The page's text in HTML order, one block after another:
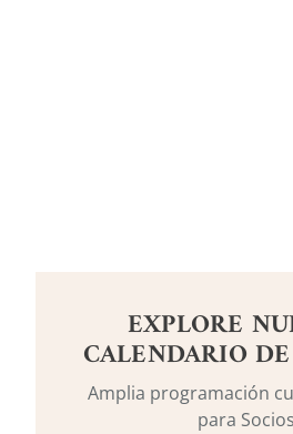
EXPLORE
CALENDARIO
Amplia programación
para